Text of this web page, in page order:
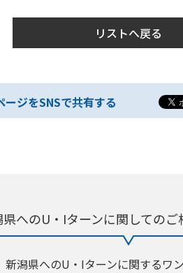
リストへ戻る
ージをSNSで共有する
県へのU・Iターンに関してのご
新潟県へのU・Iターンに関するワ